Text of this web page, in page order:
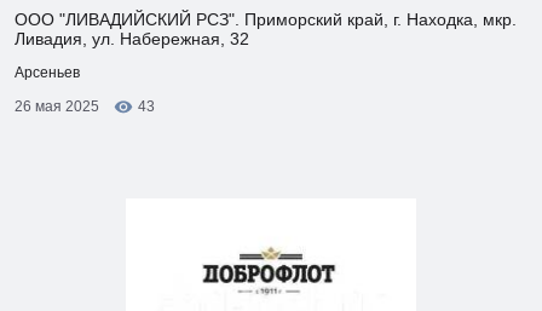
ООО "ЛИВАДИЙСКИЙ РСЗ". Приморский край, г. Находка, мкр.
Ливадия, ул. Набережная, 32
Арсеньев
26 мая 2025
43